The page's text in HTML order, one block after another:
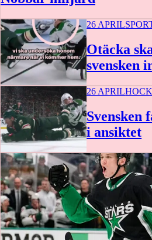
0:17
26 APRIL
Otäcka
svensken
26 APRIL
Svensken
i ansiktet